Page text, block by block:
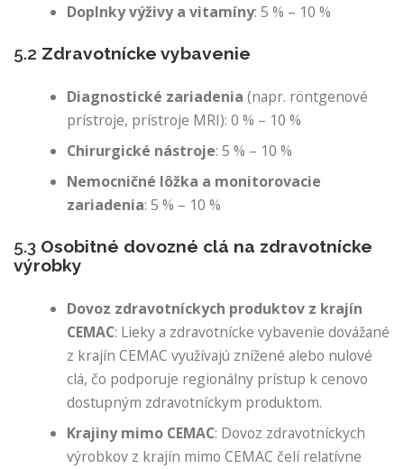
Doplnky výživy a vitamíny: 5 % – 10 %
5.2 Zdravotnícke vybavenie
Diagnostické zariadenia (napr. röntgenové
prístroje, prístroje MRI): 0 % – 10 %
Chirurgické nástroje: 5 % – 10 %
Nemocničné lôžka a monitorovacie
zariadenia: 5 % – 10 %
5.3 Osobitné dovozné clá na zdravotnícke
výrobky
Dovoz zdravotníckych produktov z krajín
CEMAC: Lieky a zdravotnícke vybavenie dovážané
z krajín CEMAC využívajú znížené alebo nulové
clá, čo podporuje regionálny prístup k cenovo
dostupným zdravotníckym produktom.
Krajiny mimo CEMAC: Dovoz zdravotníckych
výrobkov z krajín mimo CEMAC čelí relatívne